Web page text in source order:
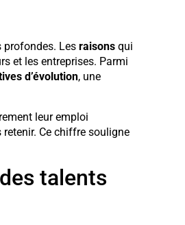
profondes. Les raisonsqui
et les entreprises. Parmi
d’évolution, une
leur emploi
Ce chiffre souligne
talents